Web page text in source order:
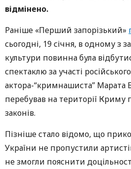
відмінено.
Раніше «Перший запорізький»
сьогодні, 19 січня, в одному з
культури повинна була
спектаклю за участі російського
актора-“кримнашиста” Марата
перебував на території Криму
законів.
Пізніше стало відомо, що
України не пропустили
не змогли пояснити